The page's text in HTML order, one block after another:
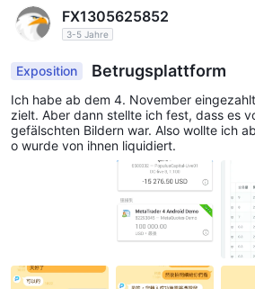
FX1305625852
3-5 Jahre
Exposition Betrugsplattform
Ich habe ab dem 4. November
zielt. Aber dann stellte ich fest, dass es
gefälschten Bildern war. Also wollte ich
o wurde von ihnen liquidiert.